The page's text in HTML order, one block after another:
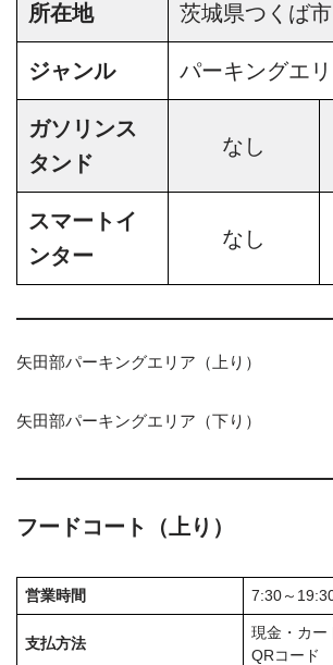
所在地 茨城県つくば市
ジャンル パーキングエ
ガソリンス
タンド
なし
スマートイ
ンター
なし
矢田部パーキングエリア（上り）
矢田部パーキングエリア（下り）
フードコート（上り）
営業時間 7:30～
支払方法
現金・カー
QRコード